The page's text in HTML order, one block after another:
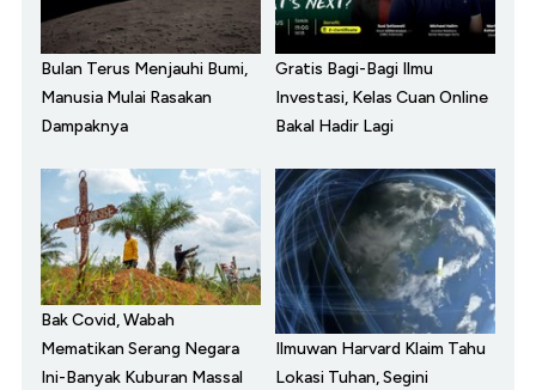
Bulan Terus Menjauhi Bumi,
Manusia Mulai Rasakan
Dampaknya
Gratis Bagi-Bagi Ilmu
Investasi, Kelas Cuan Online
Bakal Hadir Lagi
Bak Covid, Wabah
Mematikan Serang Negara
Ini-Banyak Kuburan Massal
Ilmuwan Harvard Klaim Tahu
Lokasi Tuhan, Segini